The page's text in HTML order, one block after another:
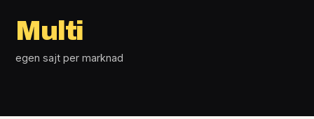
Multi
egen sajt per marknad